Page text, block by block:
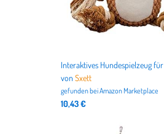
vonSxett
gefunden beiAmazon Marketplace
10,43 €